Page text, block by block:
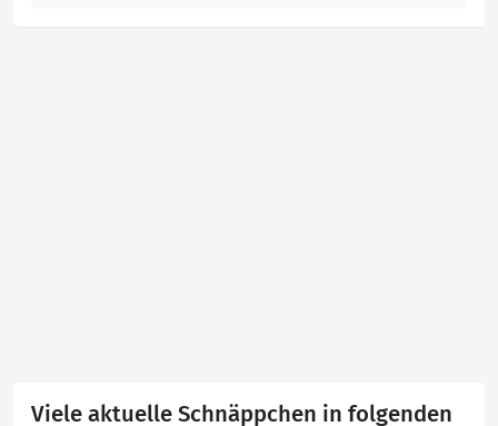
Viele aktuelle Schnäppchen in folgenden